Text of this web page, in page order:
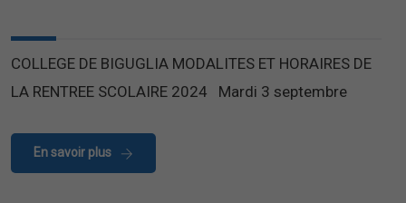
COLLEGE DE BIGUGLIA MODALITES ET HORAIRES DE
LA RENTREE SCOLAIRE 2024 Mardi 3 septembre
En savoir plus